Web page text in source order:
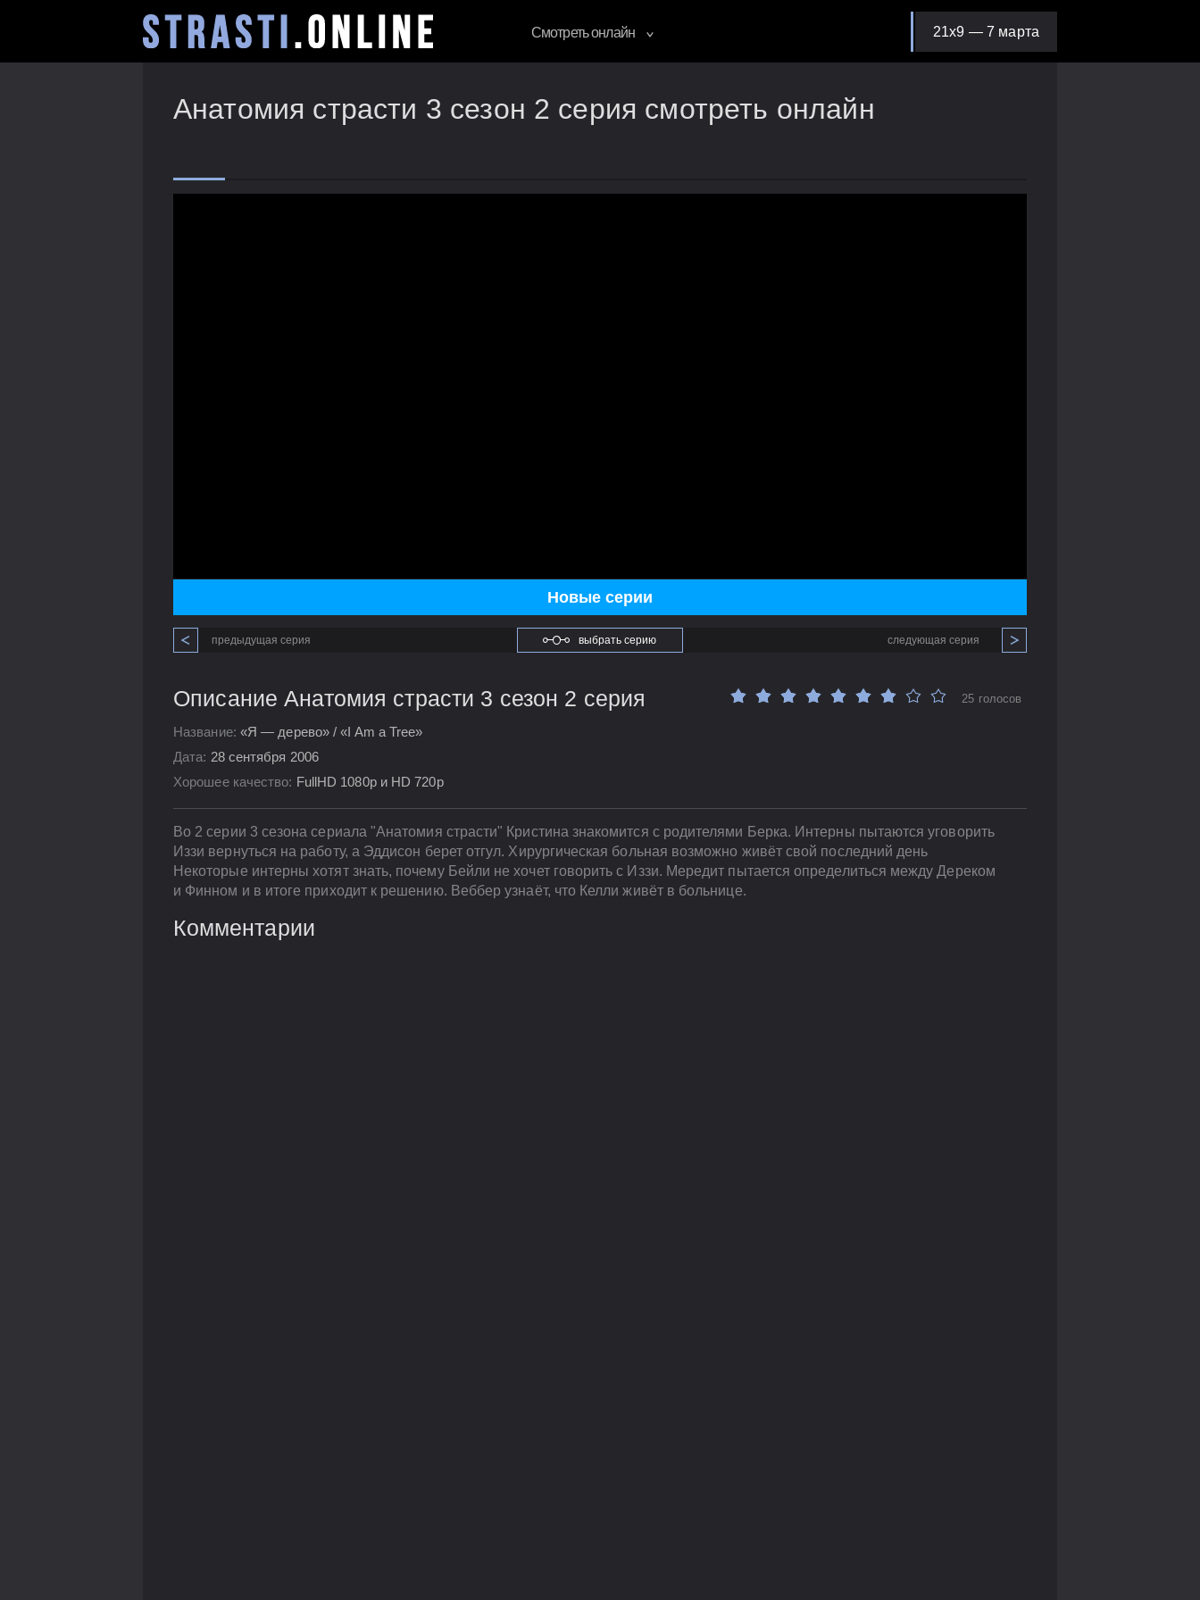
Смотреть онлайн 21х9 — 7 марта
Анатомия страсти 3 сезон 2 серия смотреть онлайн
Новые серии
предыдущая серия выбрать серию следующая серия
Описание Анатомия страсти 3 сезон 2 серия
Название: «Я — дерево» / «I Am a Tree»
Дата: 28 сентября 2006
Хорошее качество: FullHD 1080p и HD 720p
25 голосов
Во 2 серии 3 сезона сериала "Анатомия страсти" Кристина знакомится с родителями Берка. Интерны пытаются уговорить
Иззи вернуться на работу, а Эддисон берет отгул. Хирургическая больная возможно живёт свой последний день
Некоторые интерны хотят знать, почему Бейли не хочет говорить с Иззи. Мередит пытается определиться между Дереком
и Финном и в итоге приходит к решению. Веббер узнаёт, что Келли живёт в больнице.
Комментарии